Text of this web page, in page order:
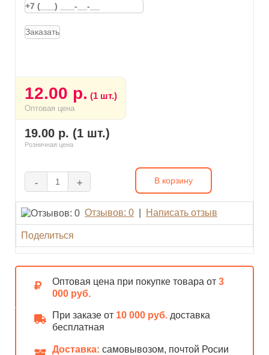
Заказать
12.00 р. (1 шт.)
Оптовая цена
19.00 р. (1 шт.)
Розничная цена
- + В корзину
Отзывов: 0 Написать отзыв
Поделиться
Оптовая цена при покупке товара от 3
000 руб.
При заказе от 10 000 руб. доставка
бесплатная
Доставка: самовывозом, почтой Росии